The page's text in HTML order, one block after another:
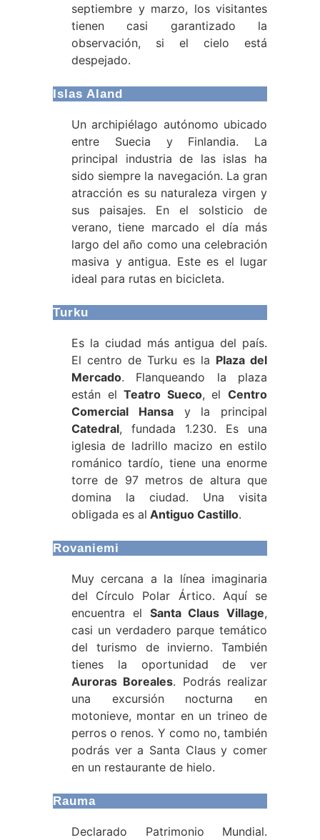
septiembre y marzo, los visitantes
tienen casi garantizado la
observación, si el cielo está
despejado.
Islas Aland
Un archipiélago autónomo ubicado
entre Suecia y Finlandia. La
principal industria de las islas ha
sido siempre la navegación. La gran
atracción es su naturaleza virgen y
sus paisajes. En el solsticio de
verano, tiene marcado el día más
largo del año como una celebración
masiva y antigua. Este es el lugar
ideal para rutas en bicicleta.
Turku
Es la ciudad más antigua del país.
El centro de Turku es la Plaza del
Mercado. Flanqueando la plaza
están elTeatro Sueco, elCentro
Comercial Hansay la principal
Catedral, fundada 1.230. Es una
iglesia de ladrillo macizo en estilo
románico tardío, tiene una enorme
torre de 97 metros de altura que
domina la ciudad. Una visita
obligada es al Antiguo Castillo.
Rovaniemi
Muy cercana a la línea imaginaria
del Círculo Polar Ártico. Aquí se
encuentra el Santa Claus Village,
casi un verdadero parque temático
del turismo de invierno. También
tienes la oportunidad de ver
Auroras Boreales. Podrás realizar
una excursión nocturna en
motonieve, montar en un trineo de
perros o renos. Y como no, también
podrás ver a Santa Claus y comer
en un restaurante de hielo.
Rauma
Declarado Patrimonio Mundial.